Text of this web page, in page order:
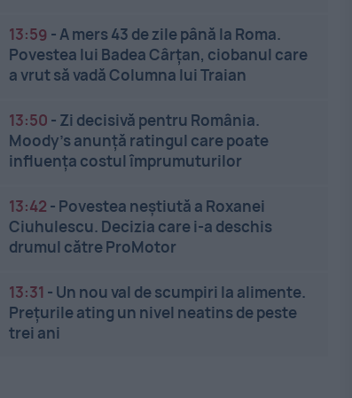
13:59 -A mers 43 de zile până la Roma.
Povestea lui Badea Cârțan, ciobanul care
a vrut să vadă Columna lui Traian
13:50 - Zi decisivă pentru România.
Moody’s anunță ratingul care poate
influența costul împrumuturilor
13:42 - Povestea neștiută a Roxanei
Ciuhulescu. Decizia care i-a deschis
drumul către ProMotor
13:31 - Un nou val de scumpiri la alimente.
Prețurile ating un nivel neatins de peste
trei ani